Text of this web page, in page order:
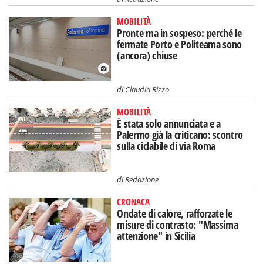
MOBILITÀ
Pronte ma in sospeso: perché le
fermate Porto e Politeama sono
(ancora) chiuse
diClaudia Rizzo
MOBILITÀ
È stata solo annunciata e a
Palermo già la criticano: scontro
sulla ciclabile di via Roma
diRedazione
CRONACA
Ondate di calore, rafforzate le
misure di contrasto: "Massima
attenzione" in Sicilia